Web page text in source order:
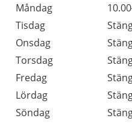
Måndag
Tisdag
Onsdag
Torsdag
Fredag
Lördag
Söndag